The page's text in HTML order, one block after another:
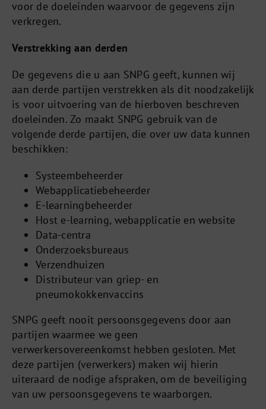
voor de doeleinden waarvoor de gegevens zijn
verkregen.
Verstrekking aan derden
De gegevens die u aan SNPG geeft, kunnen wij
aan derde partijen verstrekken als dit noodzakelijk
is voor uitvoering van de hierboven beschreven
doeleinden. Zo maakt SNPG gebruik van de
volgende derde partijen, die over uw data kunnen
beschikken:
Systeembeheerder
Webapplicatiebeheerder
E-learningbeheerder
Host e-learning, webapplicatie en website
Data-centra
Onderzoeksbureaus
Verzendhuizen
Distributeur van griep- en
pneumokokkenvaccins
SNPG geeft nooit persoonsgegevens door aan
partijen waarmee we geen
verwerkersovereenkomst hebben gesloten. Met
deze partijen (verwerkers) maken wij hierin
uiteraard de nodige afspraken, om de beveiliging
van uw persoonsgegevens te waarborgen.